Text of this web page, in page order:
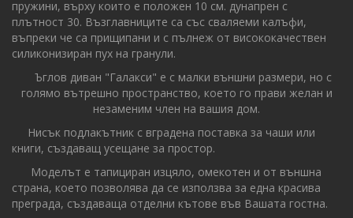
пружини, върху които е положен 10 см. дунапрен с
плътност 30. Възглавниците са със сваляеми калъфи,
въпреки че са прищипани и с пълнеж от висококачествен
силиконизиран пух на гранули.
Ъглов диван "Галакси" е с малки външни размери, но с
голямо вътрешно пространство, което го прави желан и
незаменим член на вашия дом.
Нисък подлакътник с вградена поставка за чаши или
книги, създаващ усещане за простор.
Моделът е тапициран изцяло, омекотен и от външна
страна, което позволява да се използва за една красива
преграда, създаваща отделни кътове във Вашата гостна.